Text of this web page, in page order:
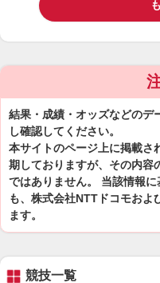
結果・成績・オッズなどのデ
し確認してください。
本サイトのページ上に掲載さ
期しておりますが、その内容
ではありません。 当該情報
も、株式会社NTTドコモおよ
ます。
競技一覧